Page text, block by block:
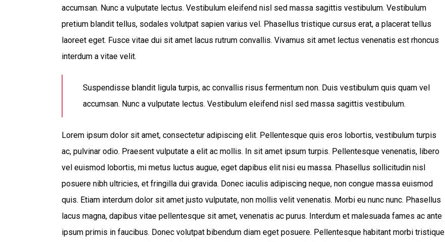
accumsan. Nunc a vulputate lectus. Vestibulum eleifend nisl sed massa sagittis vestibulum. Vestibulum
pretium blandit tellus, sodales volutpat sapien varius vel. Phasellus tristique cursus erat, a placerat tellus
laoreet eget. Fusce vitae dui sit amet lacus rutrum convallis. Vivamus sit amet lectus venenatis est rhoncus
interdum a vitae velit.
Suspendisse blandit ligula turpis, ac convallis risus fermentum non. Duis vestibulum quis quam vel
accumsan. Nunc a vulputate lectus. Vestibulum eleifend nisl sed massa sagittis vestibulum.
Lorem ipsum dolor sit amet, consectetur adipiscing elit. Pellentesque quis eros lobortis, vestibulum turpis
ac, pulvinar odio. Praesent vulputate a elit ac mollis. In sit amet ipsum turpis. Pellentesque venenatis, libero
vel euismod lobortis, mi metus luctus augue, eget dapibus elit nisi eu massa. Phasellus sollicitudin nisl
posuere nibh ultricies, et fringilla dui gravida. Donec iaculis adipiscing neque, non congue massa euismod
quis. Etiam interdum dolor sit amet justo vulputate, non mollis velit venenatis. Morbi eu nunc nunc. Phasellus
lacus magna, dapibus vitae pellentesque sit amet, venenatis ac purus. Interdum et malesuada fames ac ante
ipsum primis in faucibus. Donec volutpat bibendum diam eget posuere. Pellentesque habitant morbi tristique